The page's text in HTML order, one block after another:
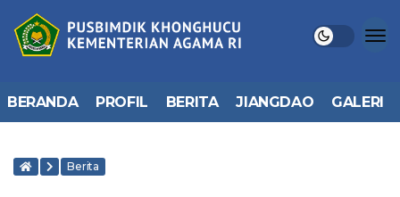
BERANDA PROFIL BERITA JIANGDAO GALERI
Berita